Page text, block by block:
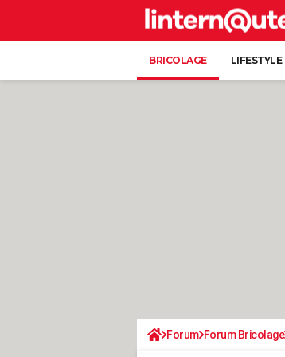
BRICOLAGE LIFESTYLE
Forum Forum Bricolage